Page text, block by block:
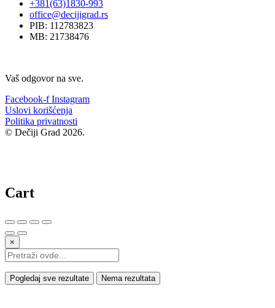
+381(63)1830-993
office@decijigrad.rs
PIB: 112783823
MB: 21738476
Vaš odgovor na sve.
Facebook-f Instagram
Uslovi korišćenja
Politika privatnosti
© Dečiji Grad 2026.
Cart
×
Pogledaj sve rezultate Nema rezultata